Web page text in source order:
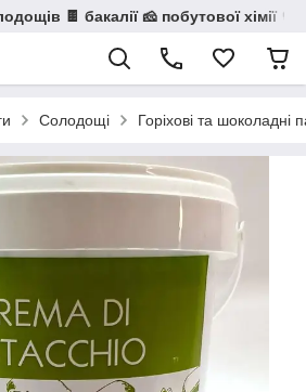
🍫 бакалії 🧀 побутової хімії 🧼
Солодощі Горіхові та шоколадні